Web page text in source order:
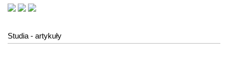
Studia - artykuły